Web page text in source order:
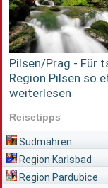
Pilsen/Prag - Für
Region Pilsen so
weiterlesen
Reisetipps
Südmähren
Region Karlsbad
Region Pardubice